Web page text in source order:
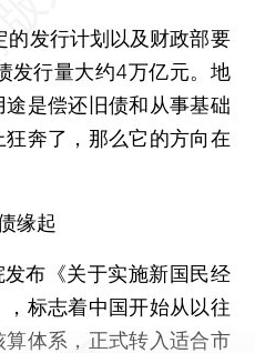
发行计划以及财政部要
发行量大约4万亿元。地
是偿还旧债和从事基础
奔了，那么它的方向在
缘起
布《关于实施新国民经
标志着中国开始从以往
体系，正式转入适合市